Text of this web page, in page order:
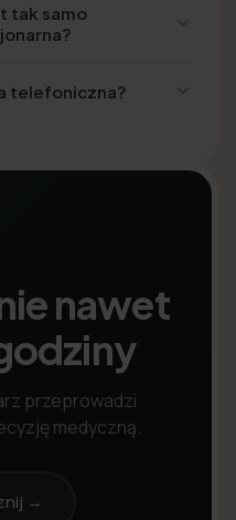
tak samo
telefoniczna?
nawet
przeprowadzi
medyczną.
→